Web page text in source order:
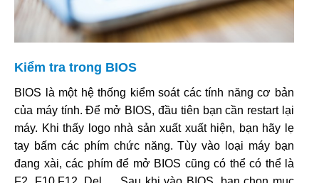
Kiểm tra trong BIOS
BIOS là một hệ thống kiểm soát các tính năng cơ bản
của máy tính. Để mở BIOS, đầu tiên bạn cần restart lại
máy. Khi thấy logo nhà sản xuất xuất hiện, bạn hãy lẹ
tay bấm các phím chức năng. Tùy vào loại máy bạn
đang xài, các phím để mở BIOS cũng có thể có thể là